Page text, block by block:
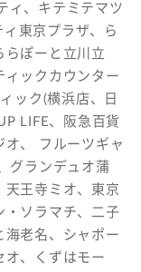
ィ、キテミテマツ
ィ東京プラザ、ら
らぽーと立川立
ィックカウンター
ック(横浜店、日
LIFE、阪急百貨
オ、 フルーツギャ
グランデュオ蒲
天王寺ミオ、東京
・ソラマチ、二子
海老名、シャポー
オ、くずはモー